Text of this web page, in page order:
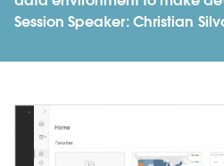
Session Speaker: Christian